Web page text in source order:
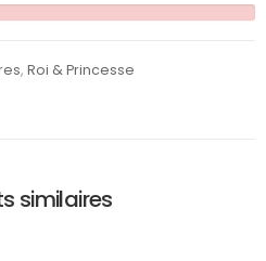
,Roi & Princesse
similaires